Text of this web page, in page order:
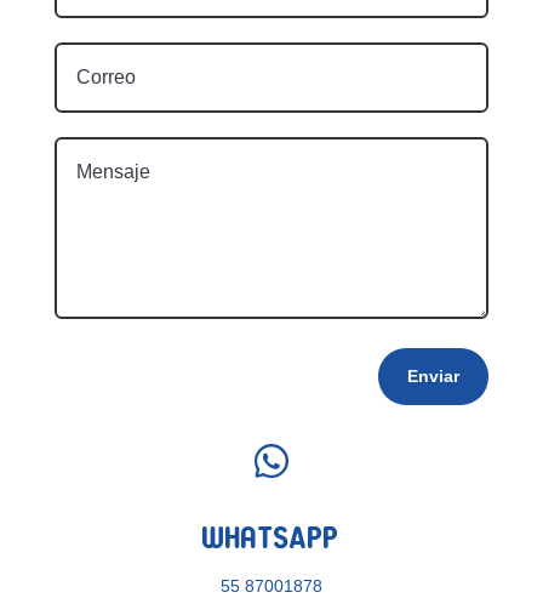
Enviar

WhatsApp
55 87001878